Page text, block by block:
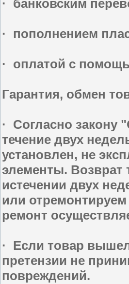
· банковским
· пополнением
· оплатой с
Гарантия, обмен
· Согласно закону
течение двух
установлен, не
элементы. Возврат
истечении двух
или
ремонт
· Если товар
претензии не
повреждений.